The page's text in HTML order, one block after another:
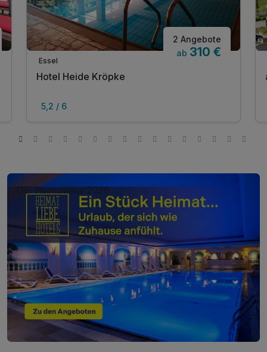
Essel
2 Angebote
ab 310 €
Hotel Heide Kröpke
5,2 / 6
DE: Heimatliebe 2026